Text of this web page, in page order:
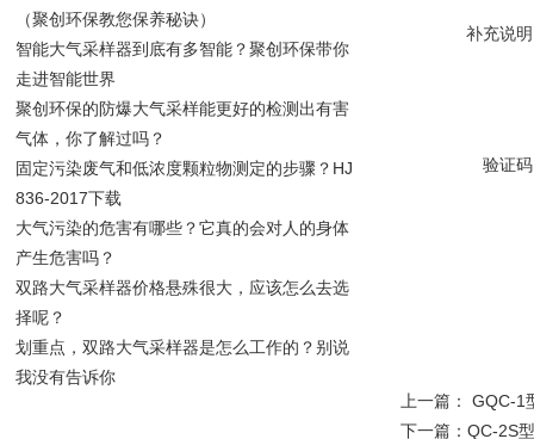
补充说
验证
上一篇： GQC-1
下一篇： QC-2S
（聚创环保教您保养秘诀）
智能大气采样器到底有多智能？聚创环保带你
走进智能世界
聚创环保的防爆大气采样能更好的检测出有害
气体，你了解过吗？
固定污染废气和低浓度颗粒物测定的步骤？HJ
836-2017下载
大气污染的危害有哪些？它真的会对人的身体
产生危害吗？
双路大气采样器价格悬殊很大，应该怎么去选
择呢？
划重点，双路大气采样器是怎么工作的？别说
我没有告诉你